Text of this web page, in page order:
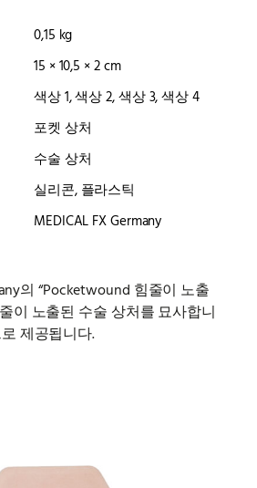
0,15 kg
15 × 10,5 × 2 cm
색상 1, 색상 2, 색상 3, 색상 4
포켓 상처
수술 상처
실리콘, 플라스틱
MEDICAL FX Germany
의 “Pocketwound 힘줄이 노출
이 노출된 수술 상처를 묘사합니
제공됩니다.